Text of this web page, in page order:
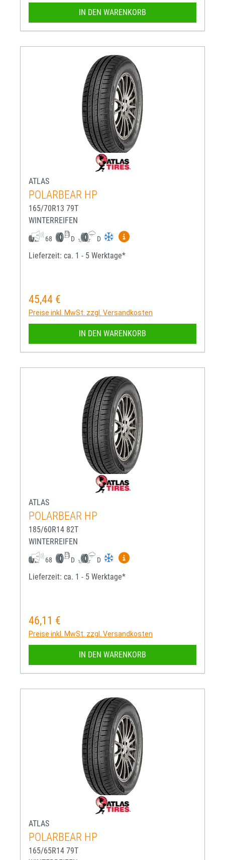
IN DEN WARENKORB
ATLAS
POLARBEAR HP
165/70R13 79T
WINTERREIFEN
68 D D
Mehr Informationen zum
Lieferzeit: ca. 1 - 5 Werktage*
Regulärer Preis:
45,44 €
Preise inkl. MwSt. zzgl. Versandkosten
IN DEN WARENKORB
ATLAS
POLARBEAR HP
185/60R14 82T
WINTERREIFEN
68 D D
Mehr Informationen zum
Lieferzeit: ca. 1 - 5 Werktage*
Regulärer Preis:
46,11 €
Preise inkl. MwSt. zzgl. Versandkosten
IN DEN WARENKORB
ATLAS
POLARBEAR HP
165/65R14 79T